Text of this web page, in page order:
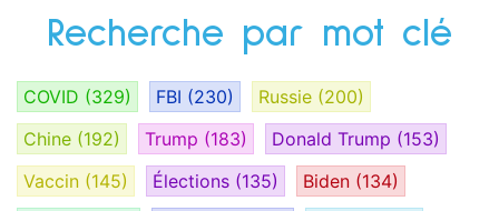
Recherche par mot clé
COVID (329) FBI (230) Russie (200)
Chine (192) Trump (183) Donald Trump (153)
Vaccin (145) Élections (135) Biden (134)